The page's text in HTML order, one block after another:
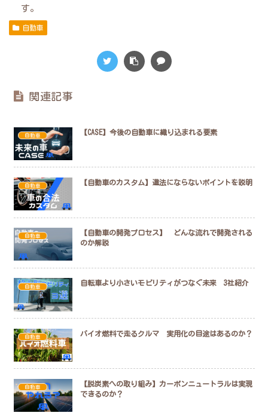
す。
自動車
関連記事
自動車 【CASE】今後の自動車に織り込まれる要素
自動車 【自動車のカスタム】違法にならないポイントを説明
自動車
【自動車の開発プロセス】 どんな流れで開発される
のか解説
自動車 自転車より小さいモビリティがつなぐ未来 3社紹介
自動車 バイオ燃料で走るクルマ 実用化の目途はあるのか？
自動車
【脱炭素への取り組み】カーボンニュートラルは実現
できるのか？